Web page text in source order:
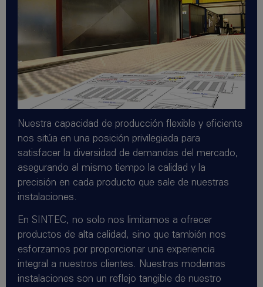
Nuestra capacidad de producción flexible y eficiente
nos sitúa en una posición privilegiada para
satisfacer la diversidad de demandas del mercado,
asegurando al mismo tiempo la calidad y la
precisión en cada producto que sale de nuestras
instalaciones.
En SINTEC, no solo nos limitamos a ofrecer
productos de alta calidad, sino que también nos
esforzamos por proporcionar una experiencia
integral a nuestros clientes. Nuestras modernas
instalaciones son un reflejo tangible de nuestro